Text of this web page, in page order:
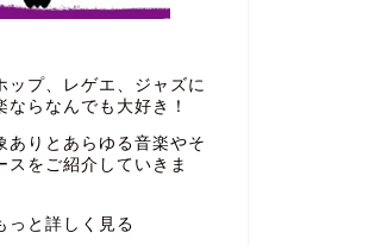
ップ、レゲエ、ジャズに
ならなんでも大好き！
ありとあらゆる音楽やそ
スをご紹介していきま
っと詳しく見る